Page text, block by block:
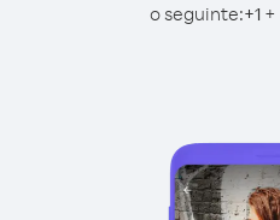
o seguinte:+1 +